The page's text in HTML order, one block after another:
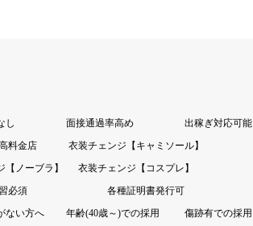
し 面接通過率高め
出稼ぎ対応可能
料金店
衣装チェンジ【キャミソール】
ノーブラ】
衣装チェンジ【コスプレ】
必須
各種証明書発行可
ない方へ
年齢(40歳～)での採用 傷跡有での採用